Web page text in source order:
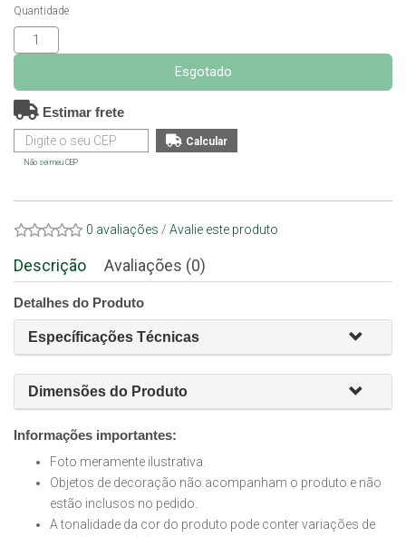
Quantidade
Esgotado
Estimar frete
Não sei meu CEP
0 avaliações / Avalie este produto
Descrição Avaliações (0)
Detalhes do Produto
Específicações Técnicas
Dimensões do Produto
Informações importantes:
Foto meramente ilustrativa.
Objetos de decoração não acompanham o produto e não
estão inclusos no pedido.
A tonalidade da cor do produto pode conter variações de